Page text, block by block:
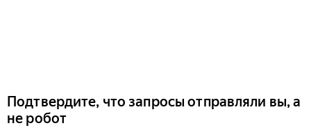
Подтвердите, что запросы отправляли вы, а
не робот